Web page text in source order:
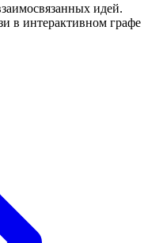
идей.
в интерактивном графе